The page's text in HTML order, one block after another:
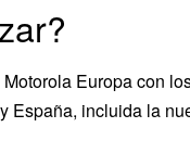
Europa con
incluida la